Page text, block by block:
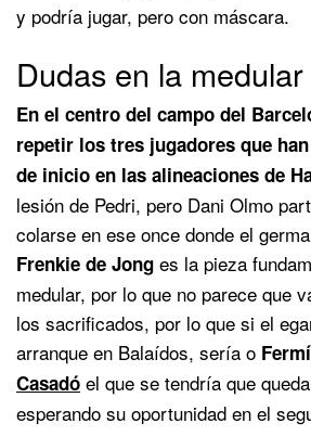
y podría jugar, pero con máscara.
Dudas en la
En el centro del campo del
repetir los tres jugadores que
de inicio en las alineaciones de
lesión de Pedri, pero Dani Olmo
colarse en ese once donde el
Frenkie de Jong es la pieza
medular, por lo que no parece que
los sacrificados, por lo que si el
arranque en Balaídos, sería o
Casadó el que se tendría que
esperando su oportunidad en el